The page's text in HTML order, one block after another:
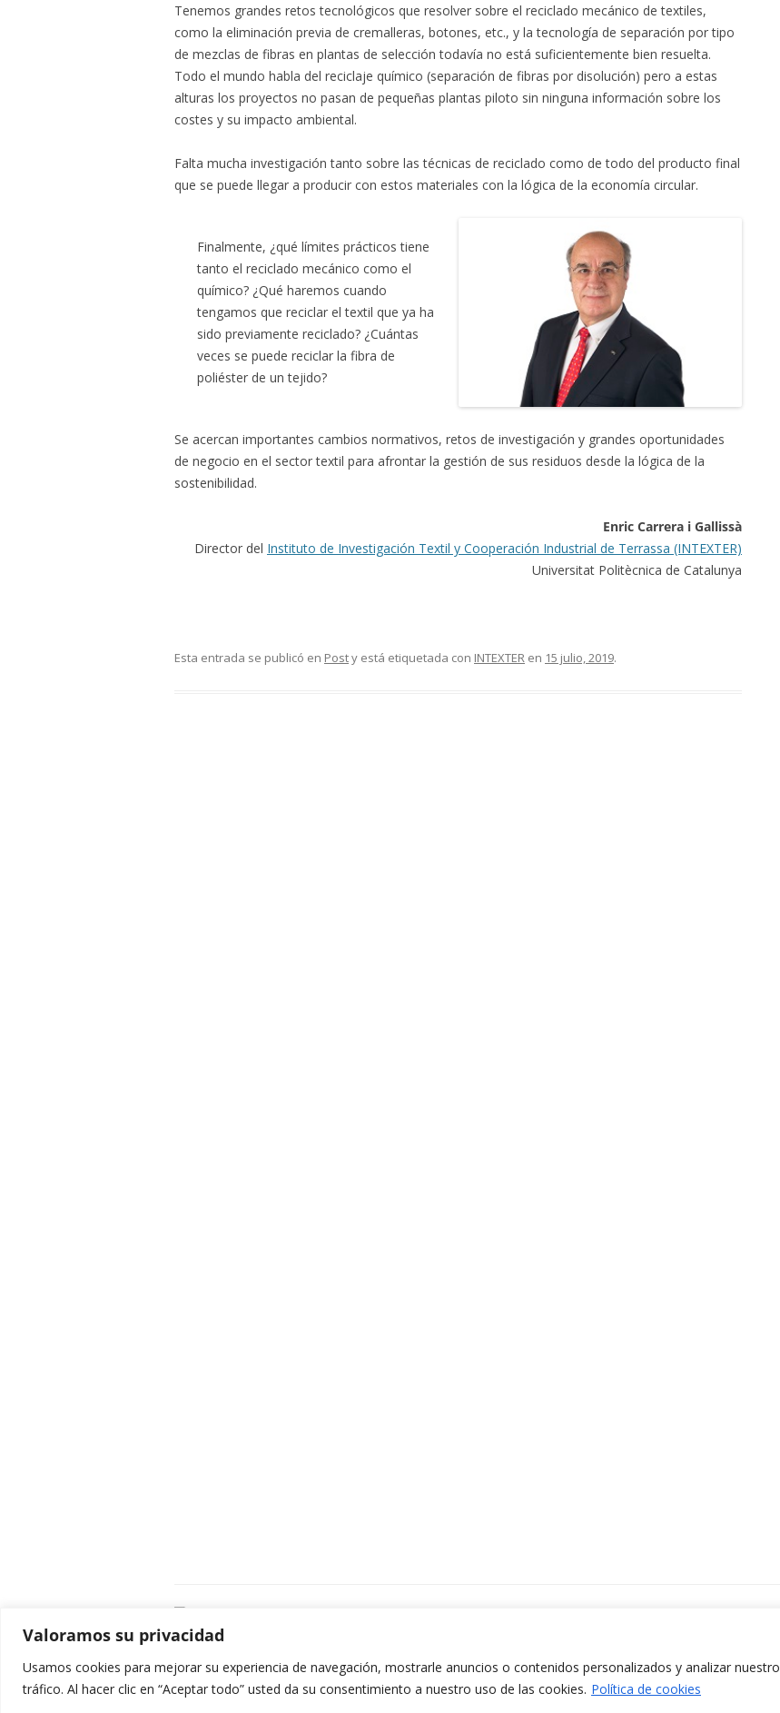
Valoramos su privacidad
Usamos cookies para mejorar su experiencia de navegación, mostrarle anuncios o contenidos personalizados y analizar nuestro
tráfico. Al hacer clic en “Aceptar todo” usted da su consentimiento a nuestro uso de las cookies. Política de cookies
Tenemos grandes retos tecnológicos que resolver sobre el reciclado mecánico de textiles,
como la eliminación previa de cremalleras, botones, etc., y la tecnología de separación por tipo
de mezclas de fibras en plantas de selección todavía no está suficientemente bien resuelta.
Todo el mundo habla del reciclaje químico (separación de fibras por disolución) pero a estas
alturas los proyectos no pasan de pequeñas plantas piloto sin ninguna información sobre los
costes y su impacto ambiental.
Falta mucha investigación tanto sobre las técnicas de reciclado como de todo del producto final
que se puede llegar a producir con estos materiales con la lógica de la economía circular.
Finalmente, ¿qué límites prácticos tiene
tanto el reciclado mecánico como el
químico? ¿Qué haremos cuando
tengamos que reciclar el textil que ya ha
sido previamente reciclado? ¿Cuántas
veces se puede reciclar la fibra de
poliéster de un tejido?
Se acercan importantes cambios normativos, retos de investigación y grandes oportunidades
de negocio en el sector textil para afrontar la gestión de sus residuos desde la lógica de la
sostenibilidad.
Enric Carrera i Gallissà
Director del Instituto de Investigación Textil y Cooperación Industrial de Terrassa (INTEXTER)
Universitat Politècnica de Catalunya
Esta entrada se publicó en Posty está etiquetada con INTEXTER en 15 julio, 2019.
C/ Jordi Girona 1-3
08034 Barcelona (Espanya)
+34 93 405 44 03